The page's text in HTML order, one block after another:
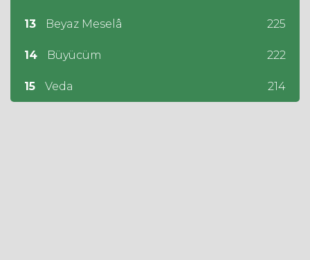
13 Beyaz Meselâ 225
14 Büyücüm 222
15 Veda 214